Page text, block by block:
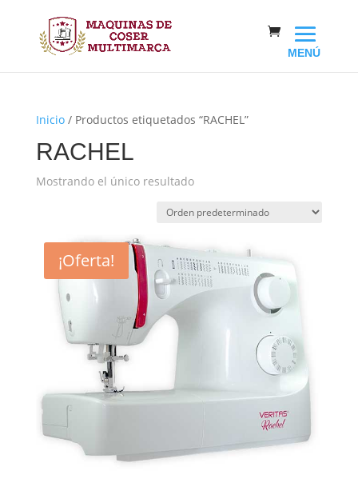
Inicio/ Productos etiquetados “RACHEL”
RACHEL
Mostrando el único resultado
¡Oferta!